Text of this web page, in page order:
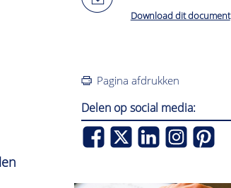
Download dit document
Pagina afdrukken
Delen op social media: